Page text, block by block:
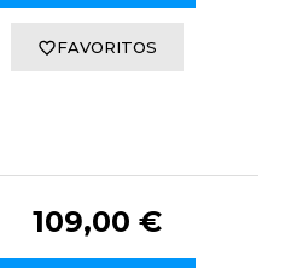
FAVORITOS
109,00 €